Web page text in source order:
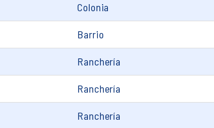
Colonia
Barrio
Ranchería
Ranchería
Ranchería